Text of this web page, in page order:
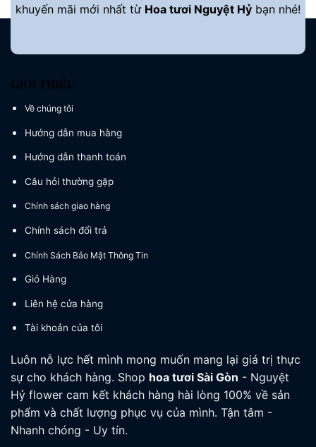
khuyến mãi mới nhất từ Hoa tươi Nguyệt Hỷ bạn nhé!
GIỚI THIỆU
Về chúng tôi
Hướng dẫn mua hàng
Hướng dẫn thanh toán
Câu hỏi thường gặp
Chính sách giao hàng
Chính sách đổi trả
Chính Sách Bảo Mật Thông Tin
Giỏ Hàng
Liên hệ cửa hàng
Tài khoản của tôi
Luôn nỗ lực hết mình mong muốn mang lại giá trị thực
sự cho khách hàng. Shop hoa tươi Sài Gòn - Nguyệt
Hỷ flower cam kết khách hàng hài lòng 100% về sản
phẩm và chất lượng phục vụ của mình. Tận tâm -
Nhanh chóng - Uy tín.